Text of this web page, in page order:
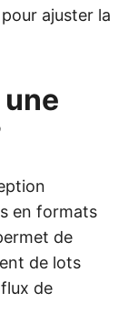
ajuster la
en formats
de
de lots
de